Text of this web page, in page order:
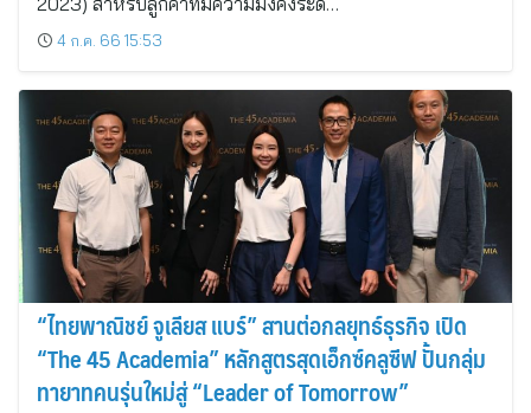
4 ก.ค. 66 15:53
“ไทยพาณิชย์ จูเลียส แบร์” สานต่อกลยุทธ์ธุรกิจ เปิด
“The 45 Academia” หลักสูตรสุดเอ็กซ์คลูซีฟ ปั้นกลุ่ม
ทายาทคนรุ่นใหม่สู่ “Leader of Tomorrow”